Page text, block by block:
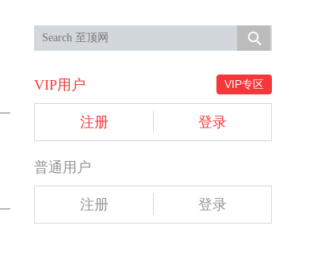
VIP专区
VIP用户
注册 登录
普通用户
注册 登录